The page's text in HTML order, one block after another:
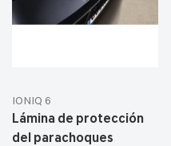
IONIQ 6
Lámina de protección
del parachoques